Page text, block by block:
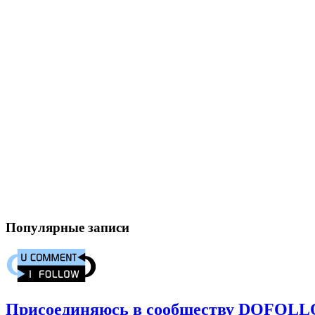
Популярные записи
Присоединяюсь в сообществу